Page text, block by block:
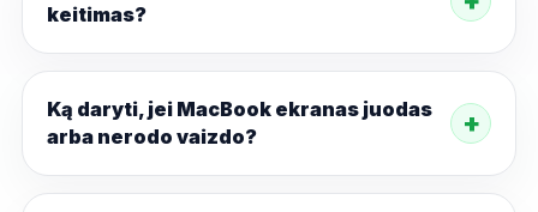
keitimas?
Ką daryti, jei MacBook ekranas juodas
arba nerodo vaizdo?